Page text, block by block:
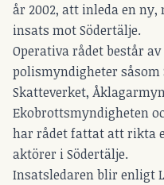
år 2002, att inleda en
insats mot Södertälje.
Operativa rådet består
polismyndigheter såsom
Skatteverket,
Ekobrottsmyndigheten
har rådet fattat att rikta
aktörer i Södertälje.
Insatsledaren blir enligt